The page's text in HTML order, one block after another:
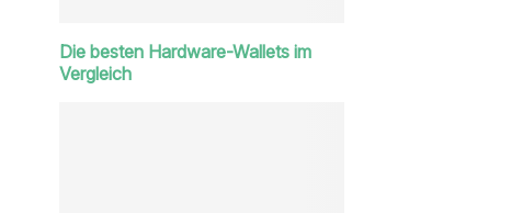
Die besten Hardware-Wallets im
Vergleich